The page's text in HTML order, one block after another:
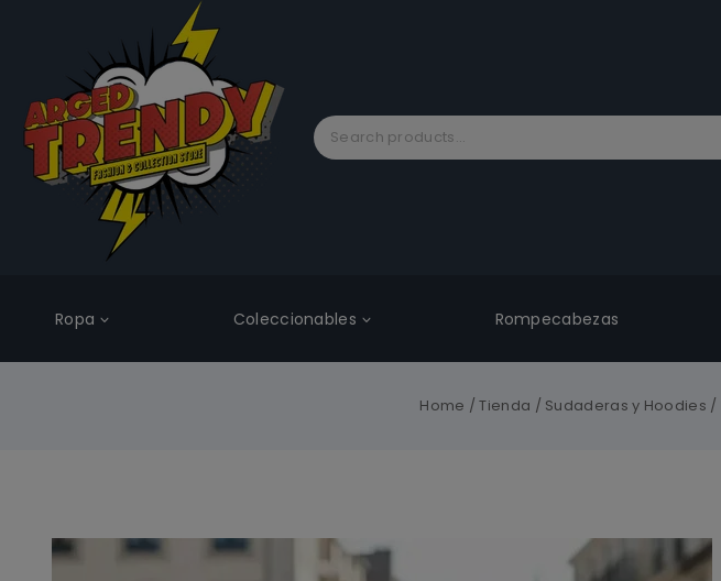
Ropa Coleccionables Rompecabezas
Home / Tienda / Sudaderas y Hoodies /